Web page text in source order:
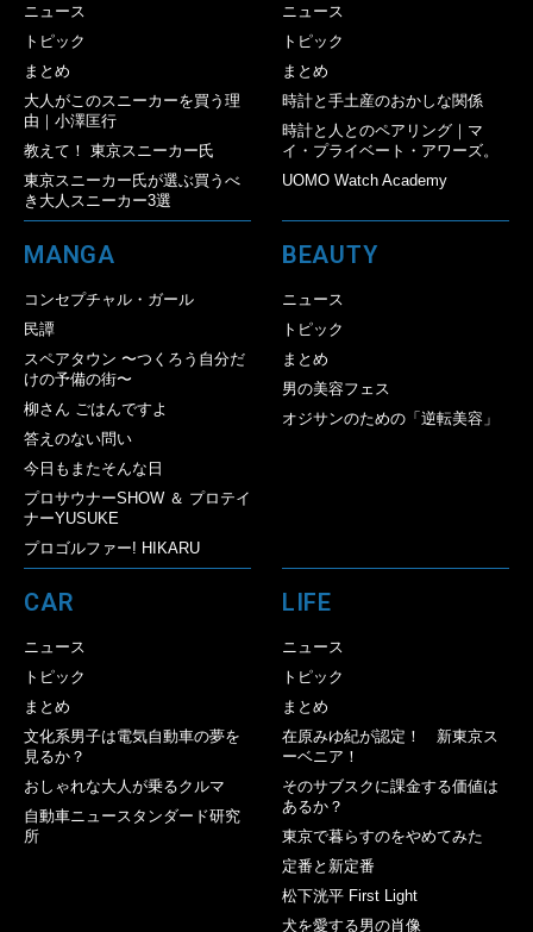
ニュース
トピック
まとめ
大人がこのスニーカーを買う理
由｜小澤匡行
教えて！ 東京スニーカー氏
東京スニーカー氏が選ぶ買うべ
き大人スニーカー3選
ニュース
トピック
まとめ
時計と手土産のおかしな関係
時計と人とのペアリング｜マ
イ・プライベート・アワーズ。
UOMO Watch Academy
MANGA
コンセプチャル・ガール
民譚
スペアタウン 〜つくろう自分だ
けの予備の街〜
柳さん ごはんですよ
答えのない問い
今日もまたそんな日
プロサウナーSHOW ＆ プロテイ
ナーYUSUKE
プロゴルファー! HIKARU
BEAUTY
ニュース
トピック
まとめ
男の美容フェス
オジサンのための「逆転美容」
CAR
ニュース
トピック
まとめ
文化系男子は電気自動車の夢を
見るか？
おしゃれな大人が乗るクルマ
自動車ニュースタンダード研究
所
LIFE
ニュース
トピック
まとめ
在原みゆ紀が認定！ 新東京ス
ーベニア！
そのサブスクに課金する価値は
あるか？
東京で暮らすのをやめてみた
定番と新定番
松下洸平 First Light
犬を愛する男の肖像